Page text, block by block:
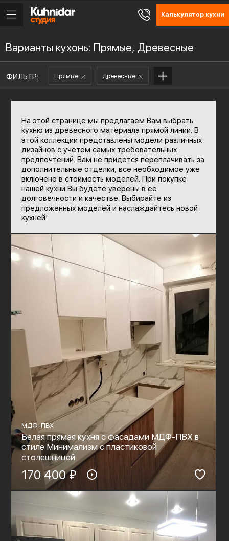
Калькулятор кухни
Варианты кухонь: Прямые, Древесные
ФИЛЬТР: Прямые Древесные
На этой странице мы предлагаем Вам выбрать
кухню из древесного материала прямой линии. В
этой коллекции представлены модели различных
дизайнов с учетом самых требовательных
предпочтений. Вам не придется переплачивать за
дополнительные отделки, все необходимое уже
включено в стоимость моделей. При покупке
нашей кухни Вы будете уверены в ее
долговечности и качестве. Выбирайте из
предложенных моделей и наслаждайтесь новой
кухней!
МДФ-ПВХ
Белая прямая кухня с фасадами МДФ-ПВХ в
стиле Минимализм с пластиковой
столешницей
170 400 ₽